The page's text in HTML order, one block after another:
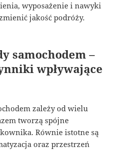
wyposażenie i nawyki
jakość podróży.
samochodem –
wpływające
zależy od wielu
tworzą spójne
Równie istotne są
oraz przestrzeń